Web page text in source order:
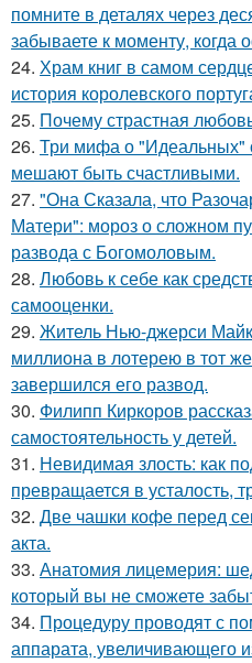
помните в деталях через
забываете к моменту, когда
24. Храм книг в самом
история королевского
25. Почему страстная
26. Три мифа о "Идеальных"
мешают быть счастливыми.
27. "Она Сказала, что
Матери": мороз о сложном
развода с Богомоловым.
28. Любовь к себе как
самооценки.
29. Житель Нью-джерси
миллиона в лотерею в тот
завершился его развод.
30. Филипп Киркоров
самостоятельность у детей.
31. Невидимая злость: как
превращается в усталость,
32. Две чашки кофе перед
акта.
33. Анатомия лицемерия:
который вы не сможете
34. Процедуру проводят с
аппарата, увеличивающего